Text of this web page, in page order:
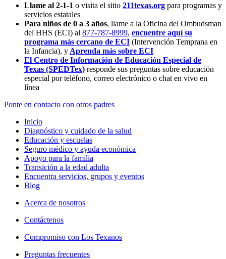
Llame al 2-1-1 o visita el sitio 211texas.org para programas y
servicios estatales
Para niños de 0 a 3 años, llame a la Oficina del Ombudsman
del HHS (ECI) al 877-787-8999, encuentre aquí su
programa más cercano de ECI (Intervención Temprana en
la Infancia), y Aprenda más sobre ECI
El Centro de Información de Educación Especial de
Texas (SPEDTex) responde sus preguntas sobre educación
especial por teléfono, correo electrónico o chat en vivo en
línea
Ponte en contacto con otros padres
Inicio
Diagnóstico y cuidado de la salud
Educación y escuelas
Seguro médico y ayuda económica
Apoyo para la familia
Transición a la edad adulta
Encuentra servicios, grupos y eventos
Blog
Acerca de nosotros
Contáctenos
Compromiso con Los Texanos
Preguntas frecuentes